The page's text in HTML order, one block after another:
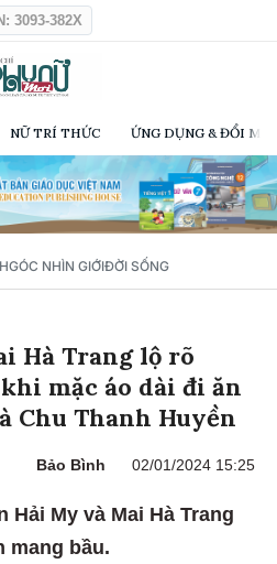
3093-382X
NỮ TRÍ THỨC ỨNG DỤNG & ĐỔI
GÓC NHÌN GIỚIĐỜI SỐNG
Hà Trang lộ rõ
mặc áo dài đi ăn
Chu Thanh Huyền
Bảo Bình 02/01/2024 15:25
Hải My và Mai Hà Trang
mang bầu.